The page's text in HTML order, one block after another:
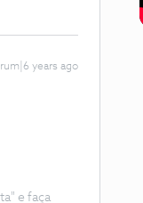
years ago
e faça